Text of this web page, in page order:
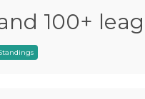
100+